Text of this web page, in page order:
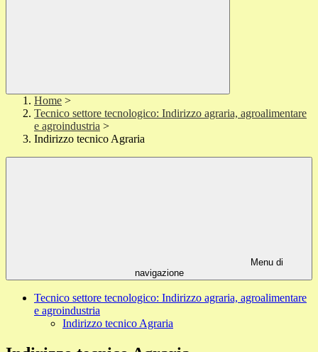
Home >
Tecnico settore tecnologico: Indirizzo agraria, agroalimentare
e agroindustria >
Indirizzo tecnico Agraria
Menu di
navigazione
Tecnico settore tecnologico: Indirizzo agraria, agroalimentare
e agroindustria
Indirizzo tecnico Agraria